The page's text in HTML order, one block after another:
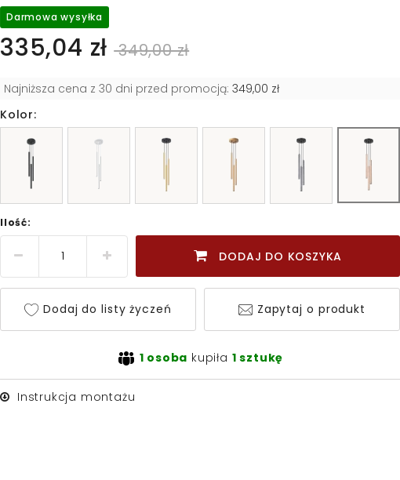
Darmowa wysyłka
335,04 zł 349,00 zł
Najniższa cena z 30 dni przed promocją: 349,00 zł
Kolor:
Ilość:
DODAJ DO KOSZYKA
Dodaj do listy życzeń Zapytaj o produkt
1 osoba kupiła 1 sztukę
Instrukcja montażu